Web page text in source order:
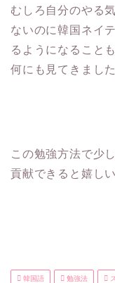
むしろ自分のやる
ないのに韓国ネイ
るようになること
何にも見てきました
この勉強方法で少
貢献できると嬉し
韓国語 勉強法